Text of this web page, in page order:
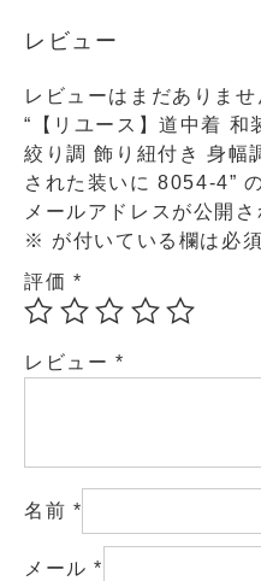
レビュー
レビューはまだありませ
“【リユース】道中着 和
絞り調 飾り紐付き 身幅
された装いに 8054-4”
メールアドレスが公開
※ が付いている欄は必
評価 *
レビュー *
名前 *
メール*